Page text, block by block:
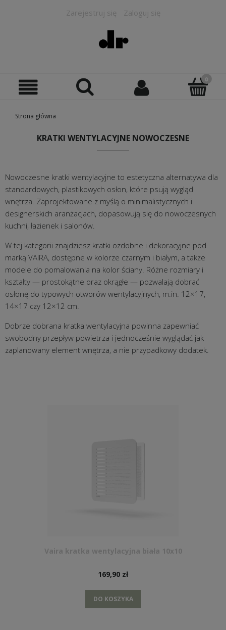
Zarejestruj się Zaloguj się
Strona główna
KRATKI WENTYLACYJNE NOWOCZESNE
Nowoczesne kratki wentylacyjne to estetyczna alternatywa dla
standardowych, plastikowych osłon, które psują wygląd
wnętrza. Zaprojektowane z myślą o minimalistycznych i
designerskich aranżacjach, dopasowują się do nowoczesnych
kuchni, łazienek i salonów.
W tej kategorii znajdziesz kratki ozdobne i dekoracyjne pod
marką VAIRA, dostępne w kolorze czarnym i białym, a także
modele do pomalowania na kolor ściany. Różne rozmiary i
kształty — prostokątne oraz okrągłe — pozwalają dobrać
osłonę do typowych otworów wentylacyjnych, m.in. 12×17,
14×17 czy 12×12 cm.
Dobrze dobrana kratka wentylacyjna powinna zapewniać
swobodny przepływ powietrza i jednocześnie wyglądać jak
zaplanowany element wnętrza, a nie przypadkowy dodatek.
Vaira kratka wentylacyjna biała 10x10
169,90 zł
DO KOSZYKA